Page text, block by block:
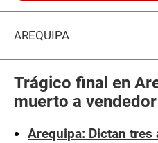
AREQUIPA
Trágico final en
muerto a
Arequipa: Dictan tres